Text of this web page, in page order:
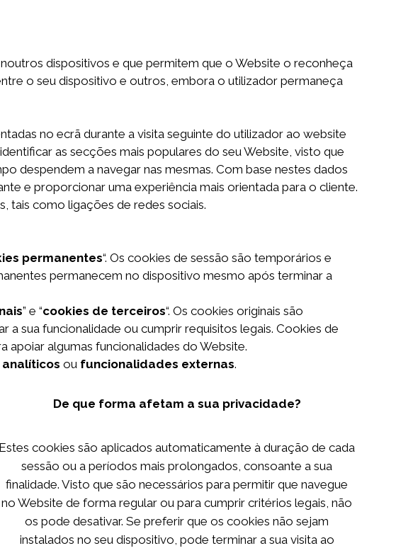
dispositivos e que permitem que o Website o reconheça
o seu dispositivo e outros, embora o utilizador permaneça
no ecrã durante a visita seguinte do utilizador ao website
as secções mais populares do seu Website, visto que
despendem a navegar nas mesmas. Com base nestes dados
e proporcionar uma experiência mais orientada para o cliente.
tais como ligações de redes sociais.
permanentes“. Os cookies de sessão são temporários e
permanecem no dispositivo mesmo após terminar a
” e “cookies de terceiros“. Os cookies originais são
sua funcionalidade ou cumprir requisitos legais. Cookies de
algumas funcionalidades do Website.
analíticos ou funcionalidades externas.
De que forma afetam a sua privacidade?
Estes cookies são aplicados automaticamente à duração de cada
sessão ou a períodos mais prolongados, consoante a sua
finalidade. Visto que são necessários para permitir que navegue
no Website de forma regular ou para cumprir critérios legais, não
os pode desativar. Se preferir que os cookies não sejam
instalados no seu dispositivo, pode terminar a sua visita ao